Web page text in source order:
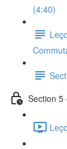
(4:40)
Section 5